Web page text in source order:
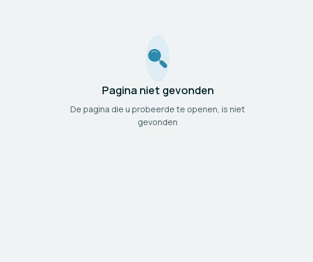
Pagina niet gevonden
De pagina die u probeerde te openen, is niet
gevonden